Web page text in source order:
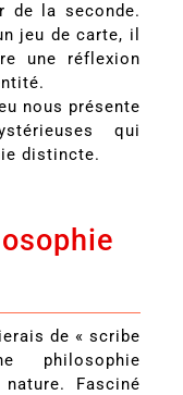
de la seconde.
jeu de carte, il
une réflexion
nous présente
qui
distincte.
de « scribe
philosophie
Fasciné